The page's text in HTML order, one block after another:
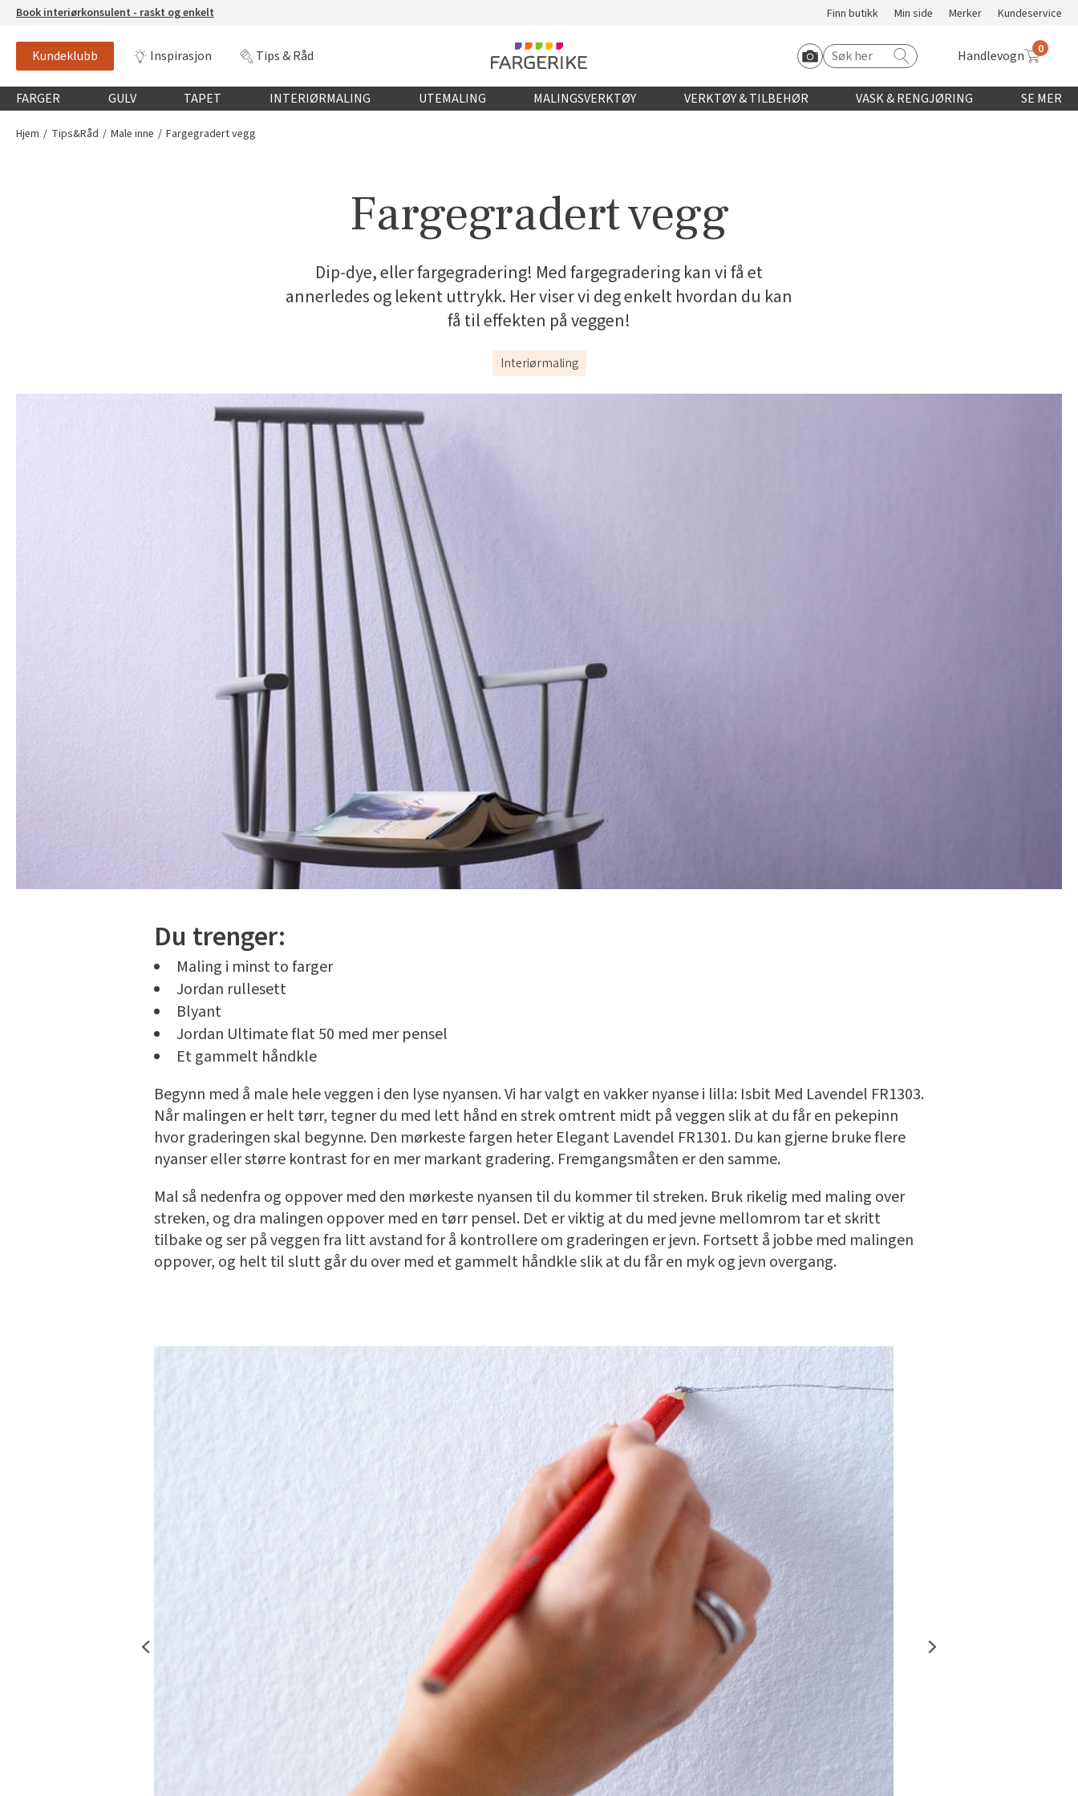
Book interiørkonsulent - raskt og enkelt Finn butikk Min side Merker Kundeservice
Kundeklubb Inspirasjon Tips & Råd Start Roomvo
Søk etter: Handlevogn 0
Globalnavigasjon mobil
FARGER GULV TAPET INTERIØRMALING UTEMALING MALINGSVERKTØY VERKTØY & TILBEHØR VASK & RENGJØRING SE MER
Hjem Tips&Råd Male inne Fargegradert vegg
Fargegradert vegg
Dip-dye, eller fargegradering! Med fargegradering kan vi få et
annerledes og lekent uttrykk. Her viser vi deg enkelt hvordan du kan
få til effekten på veggen!
Interiørmaling
Du trenger:
Maling i minst to farger
Jordan rullesett
Blyant
Jordan Ultimate flat 50 med mer pensel
Et gammelt håndkle
Begynn med å male hele veggen i den lyse nyansen. Vi har valgt en vakker nyanse i lilla: Isbit Med Lavendel FR1303.
Når malingen er helt tørr, tegner du med lett hånd en strek omtrent midt på veggen slik at du får en pekepinn
hvor graderingen skal begynne. Den mørkeste fargen heter Elegant Lavendel FR1301. Du kan gjerne bruke flere
nyanser eller større kontrast for en mer markant gradering. Fremgangsmåten er den samme.
Mal så nedenfra og oppover med den mørkeste nyansen til du kommer til streken. Bruk rikelig med maling over
streken, og dra malingen oppover med en tørr pensel. Det er viktig at du med jevne mellomrom tar et skritt
tilbake og ser på veggen fra litt avstand for å kontrollere om graderingen er jevn. Fortsett å jobbe med malingen
oppover, og helt til slutt går du over med et gammelt håndkle slik at du får en myk og jevn overgang.